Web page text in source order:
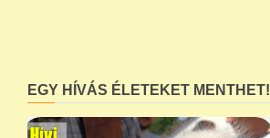
EGY HÍVÁS ÉLETEKET MENTHET!